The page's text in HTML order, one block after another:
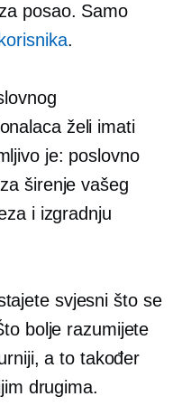
posao. Samo
.
želi imati
je: poslovno
širenje vašeg
i izgradnju
svjesni što se
bolje razumijete
a to također
drugima.